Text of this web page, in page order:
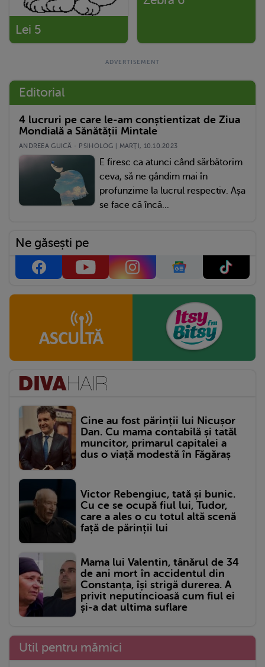
Lei 5
Editorial
4 lucruri pe care le-am conștientizat de Ziua
Mondială a Sănătății Mintale
ANDREEA GUICĂ - PSIHOLOG | MARŢI, 10.10.2023
E firesc ca atunci când sărbătorim
ceva, să ne gândim mai în
profunzime la lucrul respectiv. Așa
se face că încă...
Ne găsești pe
Cine au fost părinții lui Nicușor
Dan. Cu mama contabilă și tatăl
muncitor, primarul capitalei a
dus o viață modestă în Făgăraș
Victor Rebengiuc, tată și bunic.
Cu ce se ocupă fiul lui, Tudor,
care a ales o cu totul altă scenă
față de părinții lui
Mama lui Valentin, tânărul de 34
de ani mort în accidentul din
Constanța, își strigă durerea. A
privit neputincioasă cum fiul ei
și-a dat ultima suflare
Util pentru mămici